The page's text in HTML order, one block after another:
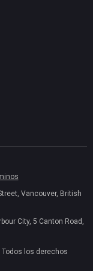
Vancouver, British
City, 5 Canton Road,
los derechos